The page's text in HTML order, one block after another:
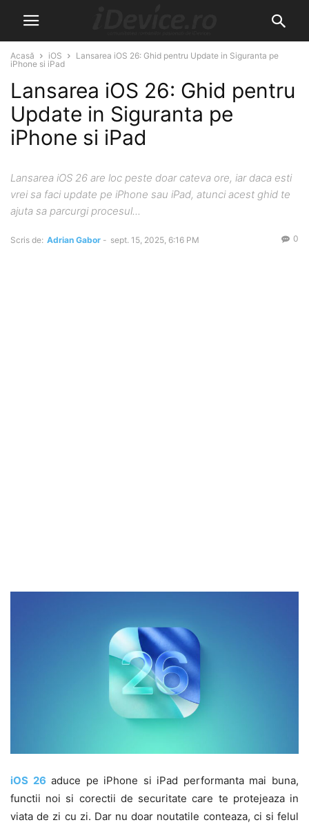
Acasă iOS
Lansarea iOS 26: Ghid pentru Update in Siguranta pe
iPhone si iPad
Lansarea iOS 26: Ghid pentru
Update in Siguranta pe
iPhone si iPad
Lansarea iOS 26 are loc peste doar cateva ore, iar daca esti
vrei sa faci update pe iPhone sau iPad, atunci acest ghid te
ajuta sa parcurgi procesul...
Scris de: Adrian Gabor - sept. 15, 2025, 6:16 PM 0
iOS 26 aduce pe iPhone si iPad performanta mai buna,
functii noi si corectii de securitate care te protejeaza in
viata de zi cu zi. Dar nu doar noutatile conteaza, ci si felul